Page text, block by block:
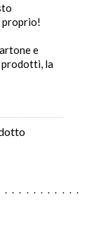
proprio!
e
la